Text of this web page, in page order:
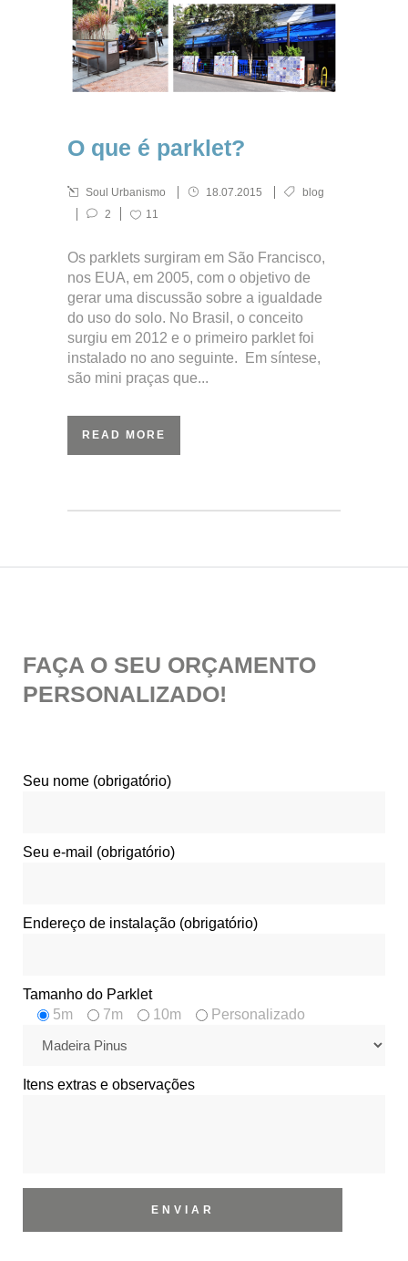
O que é parklet?
Soul Urbanismo 18.07.2015
blog
2
11
Os parklets surgiram em São Francisco,
nos EUA, em 2005, com o objetivo de
gerar uma discussão sobre a igualdade
do uso do solo. No Brasil, o conceito
surgiu em 2012 e o primeiro parklet foi
instalado no ano seguinte. Em síntese,
são mini praças que...
READ MORE
FAÇA O SEU ORÇAMENTO
PERSONALIZADO!
Seu nome (obrigatório)
Seu e-mail (obrigatório)
Endereço de instalação (obrigatório)
Tamanho do Parklet
5m
7m 10m Personalizado
Itens extras e observações